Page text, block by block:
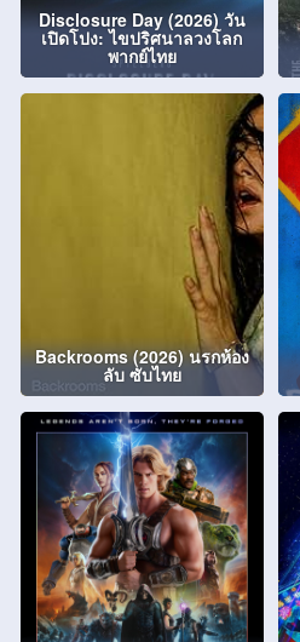
Disclosure Day (2026) วัน
เปิดโปง: ไขปริศนาลวงโลก
พากย์ไทย
Backrooms (2026) นรกห้อง
ลับ ซับไทย